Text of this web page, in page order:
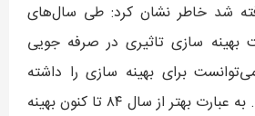
شد خاطر نشان کرد: طی سال‌های
بهینه سازی تاثیری در صرفه جویی
برای بهینه سازی را داشته
باشد عملاً از دست داد. به عبارت بهتر از سال ۸۴ تا کنون بهینه